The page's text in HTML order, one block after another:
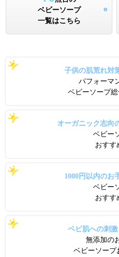
ベビーソープ
一覧はこちら
子供の肌荒れ対
パフォーマ
ベビーソープ
オーガニック志向
ベビー
おすす
1000円以内のお
ベビー
おすす
ベビ肌への刺
無添加の
ベビーソープ